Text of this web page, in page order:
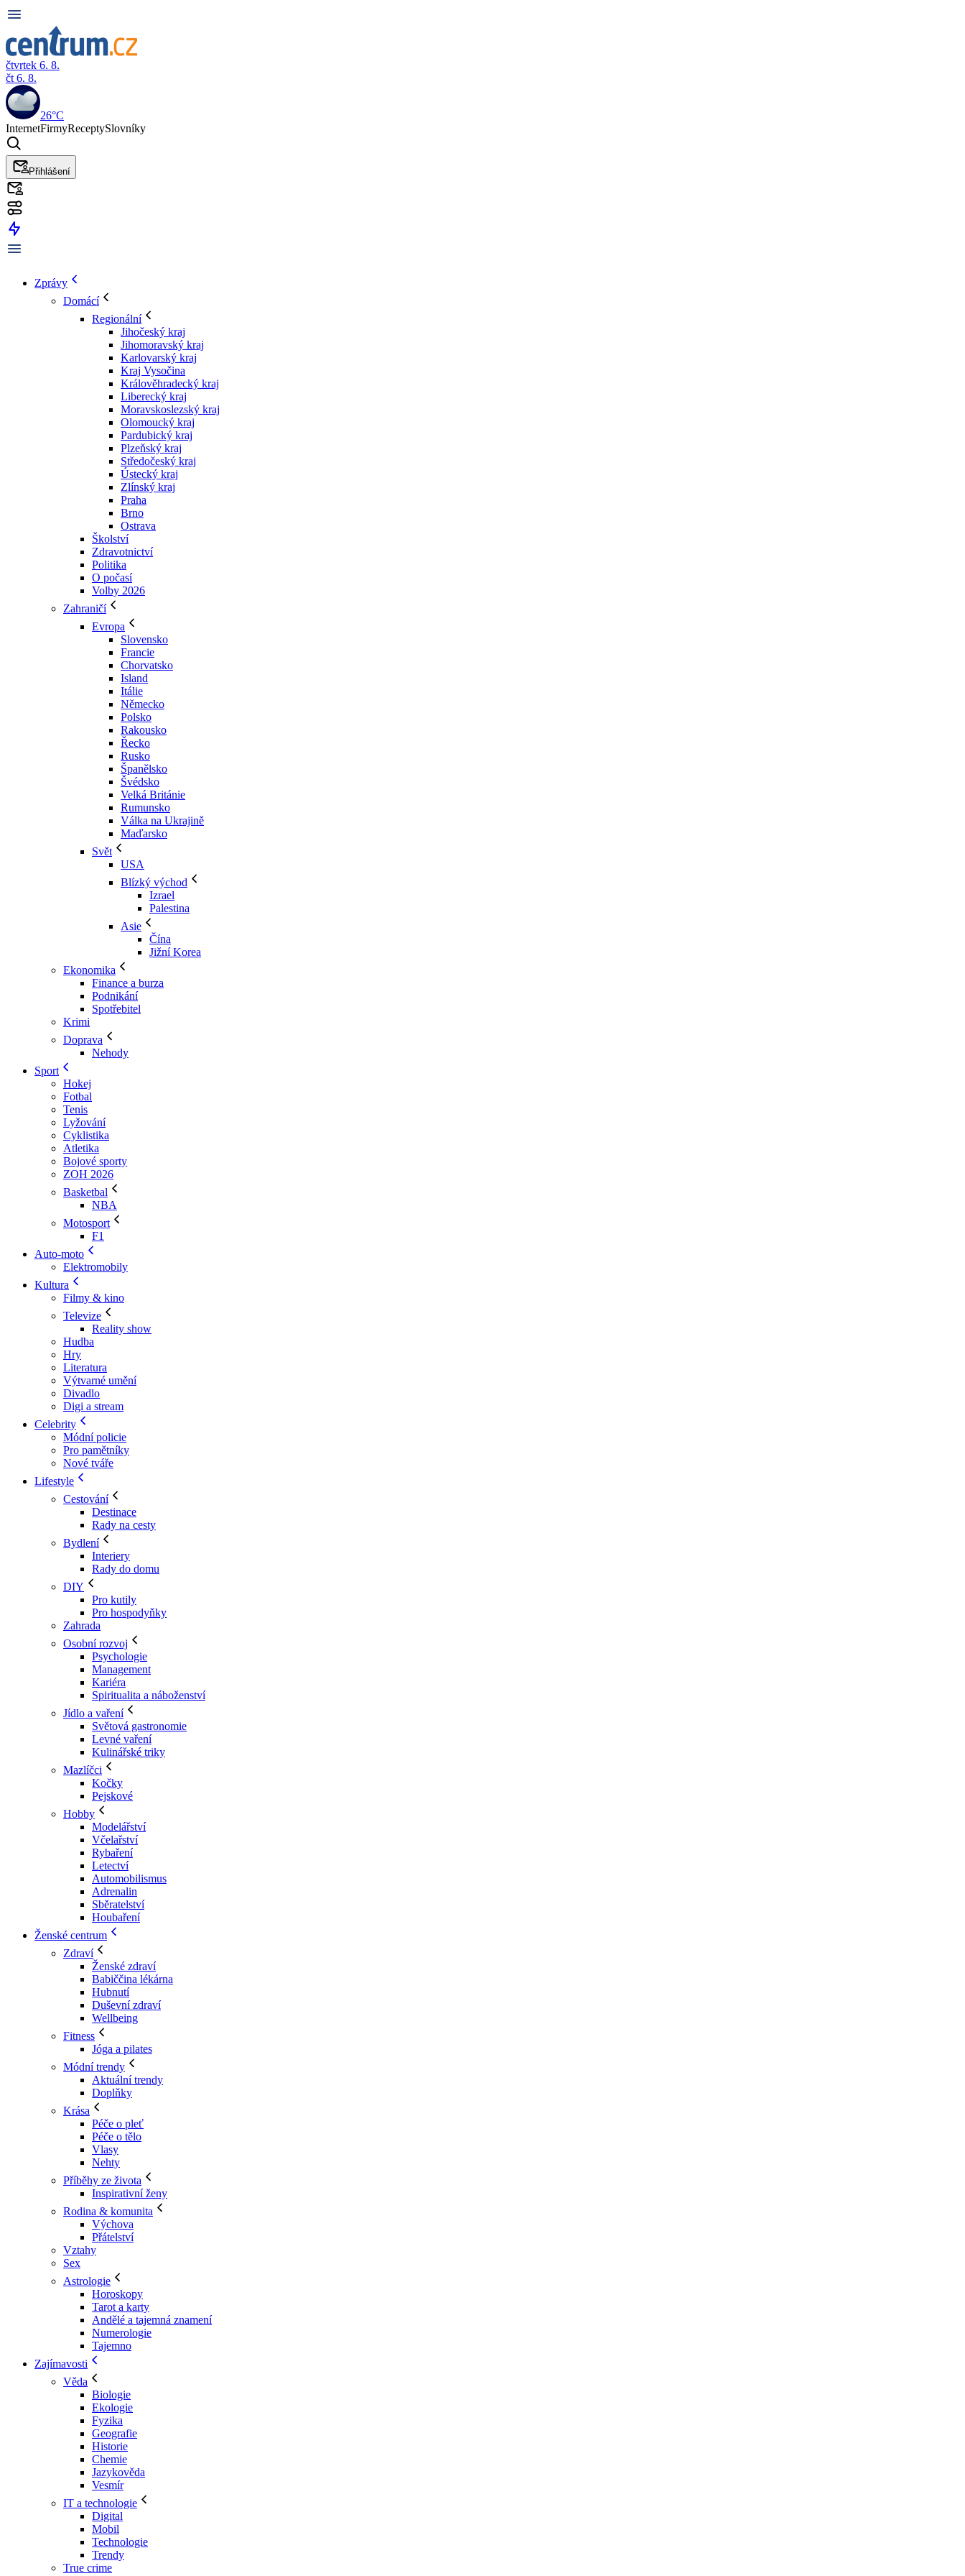
čtvrtek 6. 8.
čt 6. 8.
26°C
InternetFirmyReceptySlovníky
Přihlášení
Zprávy
Domácí
Regionální
Jihočeský kraj
Jihomoravský kraj
Karlovarský kraj
Kraj Vysočina
Králověhradecký kraj
Liberecký kraj
Moravskoslezský kraj
Olomoucký kraj
Pardubický kraj
Plzeňský kraj
Středočeský kraj
Ústecký kraj
Zlínský kraj
Praha
Brno
Ostrava
Školství
Zdravotnictví
Politika
O počasí
Volby 2026
Zahraničí
Evropa
Slovensko
Francie
Chorvatsko
Island
Itálie
Německo
Polsko
Rakousko
Řecko
Rusko
Španělsko
Švédsko
Velká Británie
Rumunsko
Válka na Ukrajině
Maďarsko
Svět
USA
Blízký východ
Izrael
Palestina
Asie
Čína
Jižní Korea
Ekonomika
Finance a burza
Podnikání
Spotřebitel
Krimi
Doprava
Nehody
Sport
Hokej
Fotbal
Tenis
Lyžování
Cyklistika
Atletika
Bojové sporty
ZOH 2026
Basketbal
NBA
Motosport
F1
Auto-moto
Elektromobily
Kultura
Filmy & kino
Televize
Reality show
Hudba
Hry
Literatura
Výtvarné umění
Divadlo
Digi a stream
Celebrity
Módní policie
Pro pamětníky
Nové tváře
Lifestyle
Cestování
Destinace
Rady na cesty
Bydlení
Interiery
Rady do domu
DIY
Pro kutily
Pro hospodyňky
Zahrada
Osobní rozvoj
Psychologie
Management
Kariéra
Spiritualita a náboženství
Jídlo a vaření
Světová gastronomie
Levné vaření
Kulinářské triky
Mazlíčci
Kočky
Pejskové
Hobby
Modelářství
Včelařství
Rybaření
Letectví
Automobilismus
Adrenalin
Sběratelství
Houbaření
Ženské centrum
Zdraví
Ženské zdraví
Babiččina lékárna
Hubnutí
Duševní zdraví
Wellbeing
Fitness
Jóga a pilates
Módní trendy
Aktuální trendy
Doplňky
Krása
Péče o pleť
Péče o tělo
Vlasy
Nehty
Příběhy ze života
Inspirativní ženy
Rodina & komunita
Výchova
Přátelství
Vztahy
Sex
Astrologie
Horoskopy
Tarot a karty
Andělé a tajemná znamení
Numerologie
Tajemno
Zajímavosti
Věda
Biologie
Ekologie
Fyzika
Geografie
Historie
Chemie
Jazykověda
Vesmír
IT a technologie
Digital
Mobil
Technologie
Trendy
True crime